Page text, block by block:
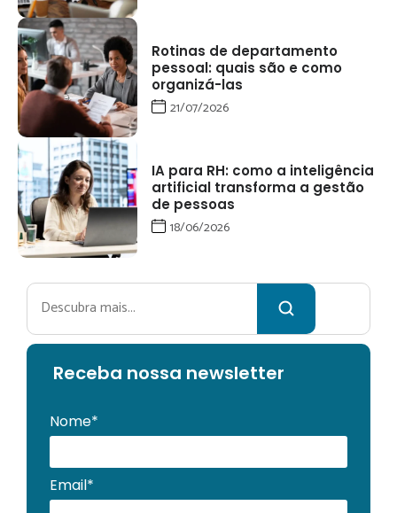
Rotinas de departamento
pessoal: quais são e como
organizá-las
21/07/2026
IA para RH: como a inteligência
artificial transforma a gestão
de pessoas
18/06/2026
Pesquisar
Receba nossa newsletter
Nome*
Email*